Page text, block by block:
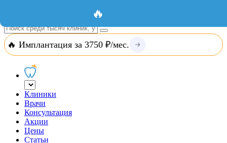
Вход
🔥 Имплантация за 3750 ₽/мес.
Клиники
Врачи
Консультация
Акции
Цены
Статьи
🔥